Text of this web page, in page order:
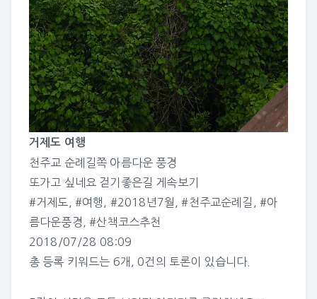
거제도 여행
천주교 순례길쪽 아름다운 풍경
또가고 싶네요 걷기좋은길 게속보기
#거제도
#여행 #2018년7월 #천주교순례길
#아
름다운풍경
#산책코스추천
2018/07/28 08:09
총 등록 키워드는 6개, 0건의 토론이 있습니다.